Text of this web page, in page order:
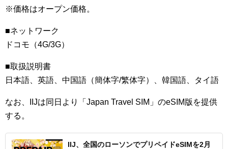
※価格はオープン価格。
■ネットワーク
ドコモ（4G/3G）
■取扱説明書
日本語、英語、中国語（簡体字/繁体字）、韓国語、タイ語
なお、IIJは同日より「Japan Travel SIM」のeSIM版を提供
する。
IIJ、全国のローソンでプリペイドeSIMを2月